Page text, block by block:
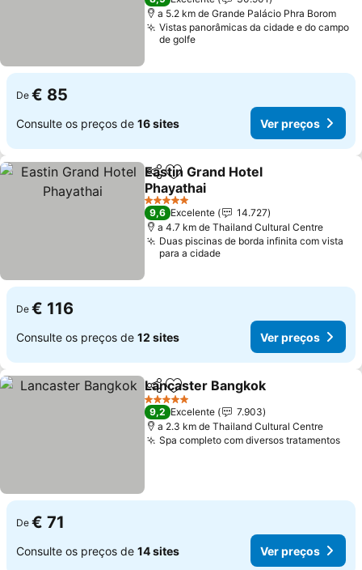
a 5.2 km de Grande Palácio Phra Borom
Vistas panorâmicas da cidade e do campo
de golfe
De € 85
Consulte os preços de 16 sites Ver preços
PartilharAdicionar aos favoritos
Eastin Grand Hotel
Phayathai
5 Estrelas
9,6 Excelente
14.727
a 4.7 km de Thailand Cultural Centre
Duas piscinas de borda infinita com vista
para a cidade
De € 116
Consulte os preços de 12 sites Ver preços
PartilharAdicionar aos favoritos
Lancaster Bangkok
5 Estrelas
9,2 Excelente
7.903
a 2.3 km de Thailand Cultural Centre
Spa completo com diversos tratamentos
De € 71
Consulte os preços de 14 sites Ver preços